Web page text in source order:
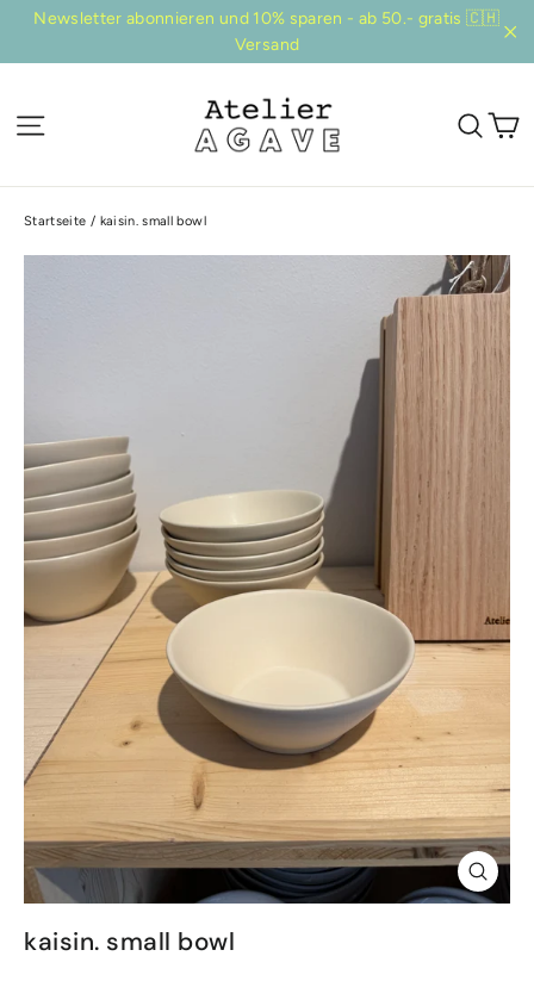
Direkt
Inhalt
Newsletter abonnieren und 10% sparen - ab 50.- gratis 🇨🇭
Versand
Seitennavigation
Startseite / kaisin. small bowl
(Esc)
kaisin. small bowl